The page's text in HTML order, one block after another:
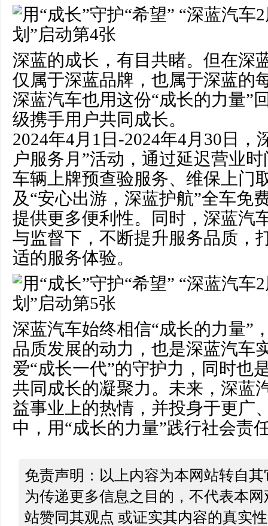
深蓝的成长，有目共睹。但在深
仅属于深蓝品牌，也属于深蓝的
深蓝汽车也用这份“成长的力量”
级携手用户共同成长。
2024年4月1日-2024年4月30日，
户服务月”活动，通过延迟营业
车辆上牌预查验服务、维保上门
及“安心出游，深蓝护航”全车免
提供更多便利性。同时，深蓝汽
与监督下，不断提升服务品质，
适的服务体验。
深蓝汽车始终相信“成长的力量”
品质发展的动力，也是深蓝汽车
爱“成长一代”的守护力，同时也
共同成长的凝聚力。未来，深蓝
益事业上的热情，并投身于更广
中，用“成长的力量”践行社会责
免责声明：以上内容为本网站转自
为传递更多信息之目的，不代表本
站赞同其观点 或证实其内容的真实